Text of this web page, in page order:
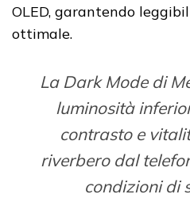
OLED, garantendo
ottimale.
La Dark Mode di
luminosità
contrasto e
riverbero dal
condizioni di